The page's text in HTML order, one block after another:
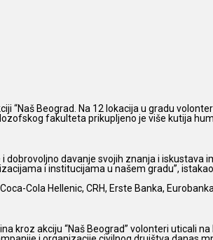
“Naš Beograd. Na 12 lokacija u gradu
fakulteta prikupljeno je više kutija
davanje svojih znanja i iskustava
i institucijama u našem gradu”, istakao
Cola Hellenic, CRH, Erste Banka,
kroz akciju “Naš Beograd” volonteri uticali